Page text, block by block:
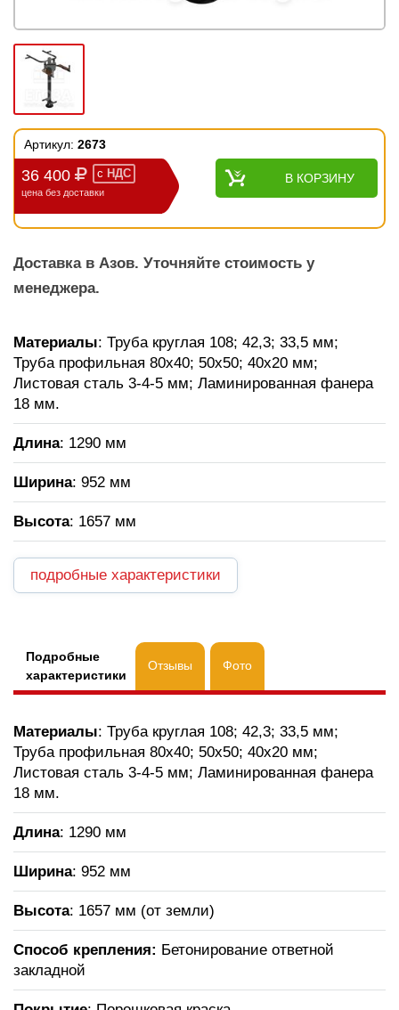
Артикул: 2673
36 400 с НДС
цена без доставки
В КОРЗИНУ
Доставка в Азов. Уточняйте стоимость у
менеджера.
Материалы: Труба круглая 108; 42,3; 33,5 мм;
Труба профильная 80х40; 50х50; 40х20 мм;
Листовая сталь 3-4-5 мм; Ламинированная фанера
18 мм.
Длина: 1290 мм
Ширина: 952 мм
Высота: 1657 мм
подробные характеристики
Подробные
характеристики
Отзывы Фото
Материалы: Труба круглая 108; 42,3; 33,5 мм;
Труба профильная 80х40; 50х50; 40х20 мм;
Листовая сталь 3-4-5 мм; Ламинированная фанера
18 мм.
Длина: 1290 мм
Ширина: 952 мм
Высота: 1657 мм (от земли)
Способ крепления: Бетонирование ответной
закладной